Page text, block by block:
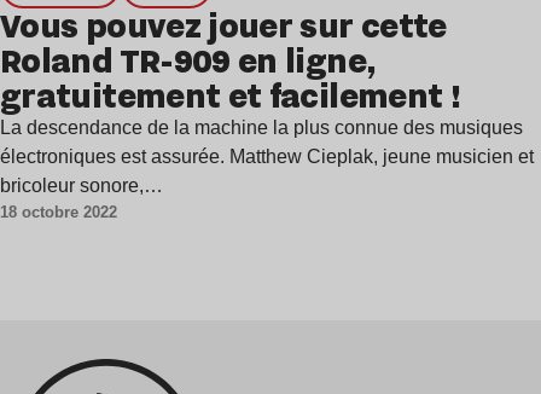
Vous pouvez jouer sur cette
Roland TR-909 en ligne,
gratuitement et facilement !
La descendance de la machine la plus connue des musiques
électroniques est assurée. Matthew Cieplak, jeune musicien et
bricoleur sonore,…
18 octobre 2022